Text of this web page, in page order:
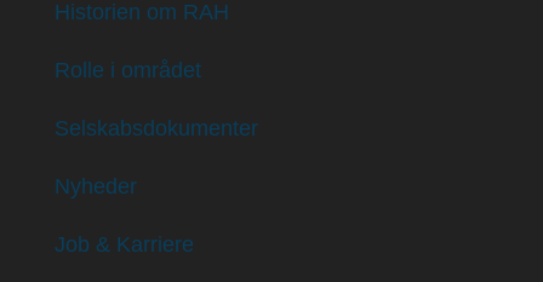
Historien om RAH
Rolle i området
Selskabsdokumenter
Nyheder
Job & Karriere